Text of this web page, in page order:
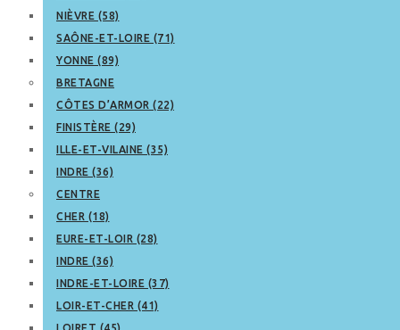
NIÈVRE (58)
SAÔNE-ET-LOIRE (71)
YONNE (89)
BRETAGNE
CÔTES D’ARMOR (22)
FINISTÈRE (29)
ILLE-ET-VILAINE (35)
INDRE (36)
CENTRE
CHER (18)
EURE-ET-LOIR (28)
INDRE (36)
INDRE-ET-LOIRE (37)
LOIR-ET-CHER (41)